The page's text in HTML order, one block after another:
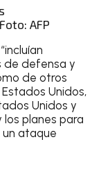
AFP
de defensa y
de otros
Unidos,
Unidos y
planes para
un ataque